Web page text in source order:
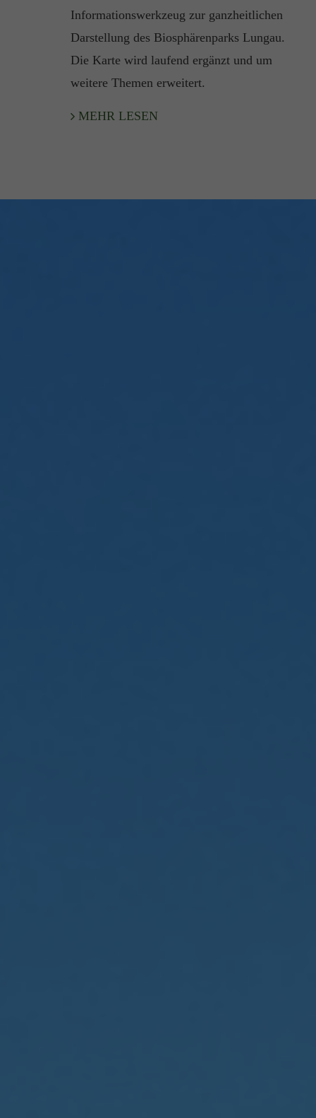
Informationswerkzeug zur ganzheitlichen
Darstellung des Biosphärenparks Lungau.
Die Karte wird laufend ergänzt und um
weitere Themen erweitert.
MEHR LESEN